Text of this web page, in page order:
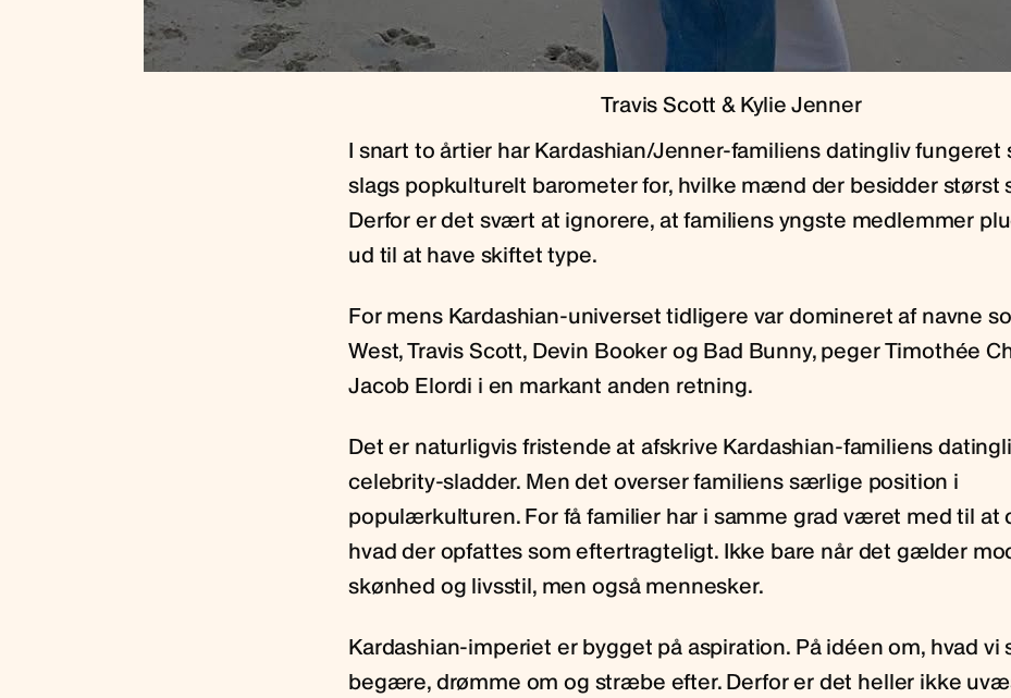
Travis Scott & Kylie Jenner
I snart to årtier har Kardashian/Jenner-familiens datingliv fungeret
slags popkulturelt barometer for, hvilke mænd der besidder størst
Derfor er det svært at ignorere, at familiens yngste medlemmer
ud til at have skiftet type.
For mens Kardashian-universet tidligere var domineret af navne
West, Travis Scott, Devin Booker og Bad Bunny, peger Timothée
Jacob Elordi i en markant anden retning.
Det er naturligvis fristende at afskrive Kardashian-familiens
celebrity-sladder. Men det overser familiens særlige position i
populærkulturen. For få familier har i samme grad været med til at
hvad der opfattes som eftertragteligt. Ikke bare når det gælder
skønhed og livsstil, men også mennesker.
Kardashian-imperiet er bygget på aspiration. På idéen om, hvad vi
begære, drømme om og stræbe efter. Derfor er det heller ikke